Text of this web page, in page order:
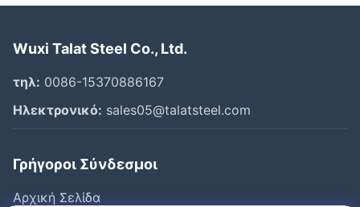
Wuxi Talat Steel Co., Ltd.
τηλ: 0086-15370886167
Ηλεκτρονικό: sales05@talatsteel.com
Γρήγοροι Σύνδεσμοι
Αρχική Σελίδα